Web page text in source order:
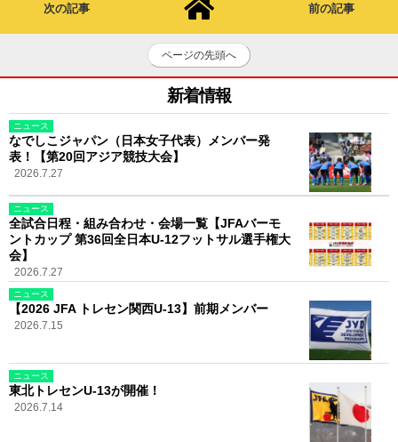
次の記事 前の記事
ページの先頭へ
新着情報
ニュース
なでしこジャパン（日本女子代表）メンバー発
表！【第20回アジア競技大会】
2026.7.27
ニュース
全試合日程・組み合わせ・会場一覧【JFAバーモ
ントカップ 第36回全日本U-12フットサル選手権大
会】
2026.7.27
ニュース
【2026 JFA トレセン関西U-13】前期メンバー
2026.7.15
ニュース
東北トレセンU-13が開催！
2026.7.14